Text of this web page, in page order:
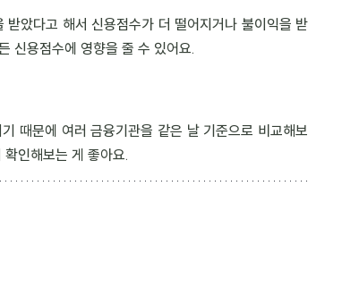
았다고 해서 신용점수가 더 떨어지거나 불이익을 받
신용점수에 영향을 줄 수 있어요.
때문에 여러 금융기관을 같은 날 기준으로 비교해보
인해보는 게 좋아요.